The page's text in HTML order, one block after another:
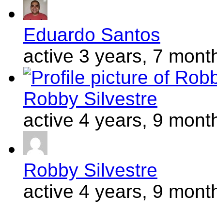
Eduardo Santos
active 3 years, 7
Robby Silvestre
active 4 years, 9
Robby Silvestre
active 4 years, 9